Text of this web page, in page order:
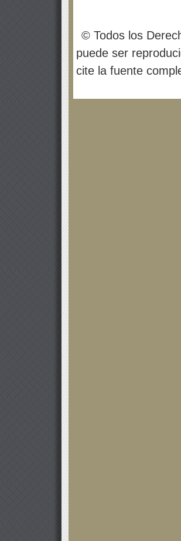
© Todos los
puede ser
cite la fuente